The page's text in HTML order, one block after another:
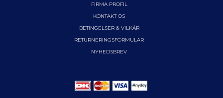
FIRMA PROFIL
KONTAKT OS
BETINGELSER & VILKÅR
RETURNERINGSFORMULAR
NYHEDSBREV